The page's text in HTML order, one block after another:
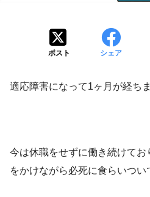
ポスト シェア
適応障害になって1ヶ月が経ちま
今は休職をせずに働き続けて
をかけながら必死に食らいつい